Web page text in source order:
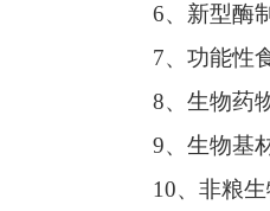
6、新型酶
7、功能性
8、生物药
9、生物基
10、非粮